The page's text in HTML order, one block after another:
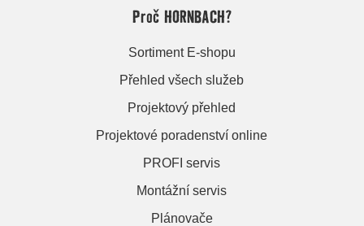
Proč HORNBACH?
Sortiment E-shopu
Přehled všech služeb
Projektový přehled
Projektové poradenství online
PROFI servis
Montážní servis
Plánovače